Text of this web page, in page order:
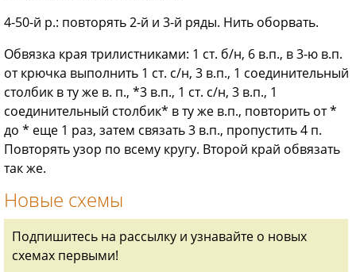
4-50-й р.: повторять 2-й и 3-й ряды. Нить оборвать.
Обвязка края трилистниками: 1 ст. б/н, 6 в.п., в 3-ю в.п.
от крючка выполнить 1 ст. с/н, 3 в.п., 1 соединительный
столбик в ту же в. п., *3 в.п., 1 ст. с/н, 3 в.п., 1
соединительный столбик* в ту же в.п., повторить от *
до * еще 1 раз, затем связать 3 в.п., пропустить 4 п.
Повторять узор по всему кругу. Второй край обвязать
так же.
Новые схемы
Подпишитесь на рассылку и узнавайте о новых
схемах первыми!